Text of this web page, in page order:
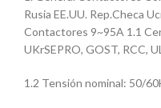
Rusia EE.UU. Rep.Checa
Contactores 9~95A 1.1
UKrSEPRO, GOST, RCC,
1.2 Tensión nominal: 50/